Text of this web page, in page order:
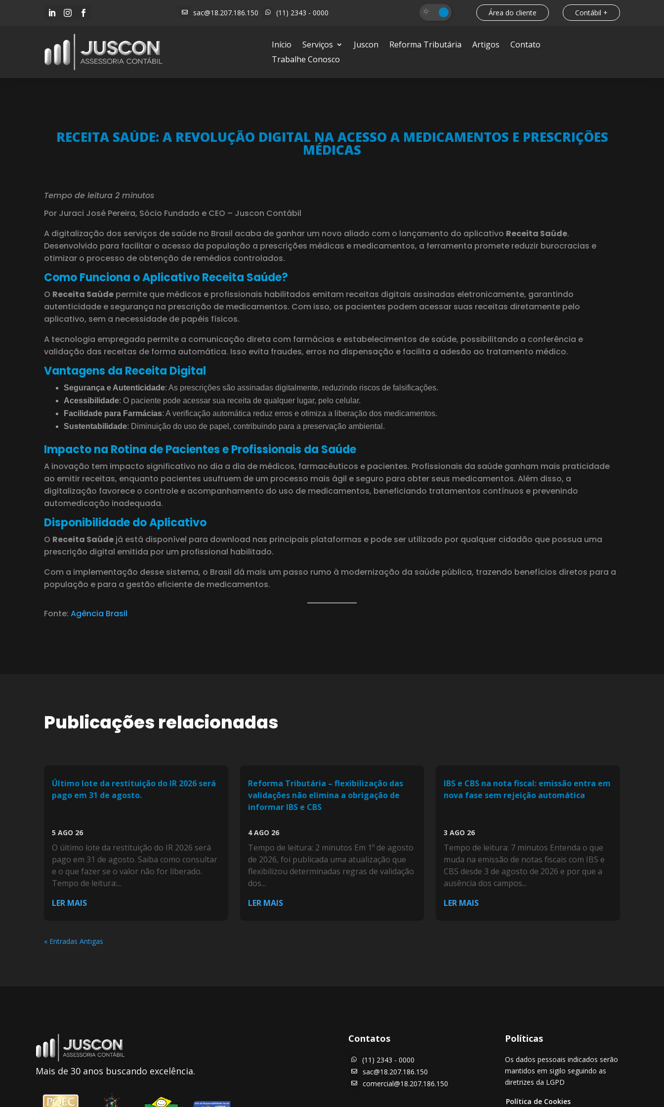
    sac@18.207.186.150  (11) 2343 - 0000 Área do cliente Contábil +
Início Serviços Juscon Reforma Tributária Artigos
Contato
Trabalhe Conosco
RECEITA SAÚDE: A REVOLUÇÃO DIGITAL NA ACESSO A MEDICAMENTOS E PRESCRIÇÕES
MÉDICAS
Tempo de leitura 2 minutos
Por Juraci José Pereira, Sócio Fundado e CEO – Juscon Contábil
A digitalização dos serviços de saúde no Brasil acaba de ganhar um novo aliado com o lançamento do aplicativo Receita Saúde.
Desenvolvido para facilitar o acesso da população a prescrições médicas e medicamentos, a ferramenta promete reduzir burocracias e
otimizar o processo de obtenção de remédios controlados.
Como Funciona o Aplicativo Receita Saúde?
O Receita Saúde permite que médicos e profissionais habilitados emitam receitas digitais assinadas eletronicamente, garantindo
autenticidade e segurança na prescrição de medicamentos. Com isso, os pacientes podem acessar suas receitas diretamente pelo
aplicativo, sem a necessidade de papéis físicos.
A tecnologia empregada permite a comunicação direta com farmácias e estabelecimentos de saúde, possibilitando a conferência e
validação das receitas de forma automática. Isso evita fraudes, erros na dispensação e facilita a adesão ao tratamento médico.
Vantagens da Receita Digital
Segurança e Autenticidade: As prescrições são assinadas digitalmente, reduzindo riscos de falsificações.
Acessibilidade: O paciente pode acessar sua receita de qualquer lugar, pelo celular.
Facilidade para Farmácias: A verificação automática reduz erros e otimiza a liberação dos medicamentos.
Sustentabilidade: Diminuição do uso de papel, contribuindo para a preservação ambiental.
Impacto na Rotina de Pacientes e Profissionais da Saúde
A inovação tem impacto significativo no dia a dia de médicos, farmacêuticos e pacientes. Profissionais da saúde ganham mais praticidade
ao emitir receitas, enquanto pacientes usufruem de um processo mais ágil e seguro para obter seus medicamentos. Além disso, a
digitalização favorece o controle e acompanhamento do uso de medicamentos, beneficiando tratamentos contínuos e prevenindo
automedicação inadequada.
Disponibilidade do Aplicativo
O Receita Saúde já está disponível para download nas principais plataformas e pode ser utilizado por qualquer cidadão que possua uma
prescrição digital emitida por um profissional habilitado.
Com a implementação desse sistema, o Brasil dá mais um passo rumo à modernização da saúde pública, trazendo benefícios diretos para a
população e para a gestão eficiente de medicamentos.
Fonte: Agência Brasil
Publicações relacionadas
Último lote da restituição do IR 2026 será
pago em 31 de agosto.
5 AGO 26
O último lote da restituição do IR 2026 será
pago em 31 de agosto. Saiba como consultar
e o que fazer se o valor não for liberado.
Tempo de leitura:...
LER MAIS
Reforma Tributária – flexibilização das
validações não elimina a obrigação de
informar IBS e CBS
4 AGO 26
Tempo de leitura: 2 minutos Em 1º de agosto
de 2026, foi publicada uma atualização que
flexibilizou determinadas regras de validação
dos...
LER MAIS
IBS e CBS na nota fiscal: emissão entra em
nova fase sem rejeição automática
3 AGO 26
Tempo de leitura: 7 minutos Entenda o que
muda na emissão de notas fiscais com IBS e
CBS desde 3 de agosto de 2026 e por que a
ausência dos campos...
LER MAIS
« Entradas Antigas
Mais de 30 anos buscando excelência.
Contatos
 (11) 2343 - 0000
 sac@18.207.186.150
 comercial@18.207.186.150
Políticas
Os dados pessoais indicados serão
mantidos em sigilo seguindo as
diretrizes da LGPD
Política de Cookies